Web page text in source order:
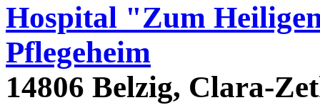
Hospital "Zum
Pflegeheim
14806 Belzig, Clara-